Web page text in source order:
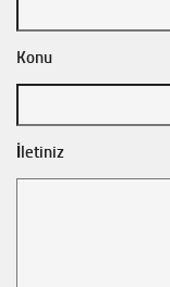
Konu
İletiniz